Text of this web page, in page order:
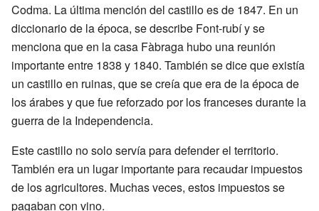
Codma. La última mención del castillo es de 1847. En un
diccionario de la época, se describe Font-rubí y se
menciona que en la casa Fàbraga hubo una reunión
importante entre 1838 y 1840. También se dice que existía
un castillo en ruinas, que se creía que era de la época de
los árabes y que fue reforzado por los franceses durante la
guerra de la Independencia.
Este castillo no solo servía para defender el territorio.
También era un lugar importante para recaudar impuestos
de los agricultores. Muchas veces, estos impuestos se
pagaban con vino.